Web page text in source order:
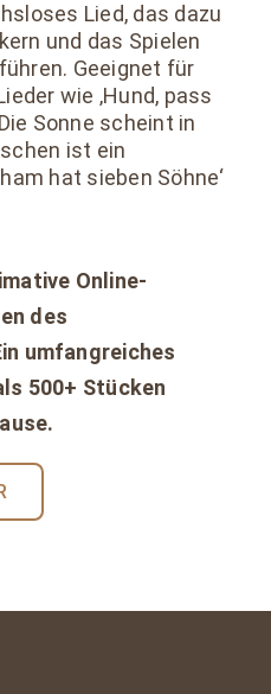
Lied, das dazu
und das Spielen
Geeignet für
wie ‚Hund, pass
Sonne scheint in
ist ein
hat sieben Söhne‘
Online-
des
umfangreiches
500+ Stücken